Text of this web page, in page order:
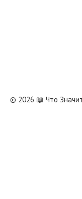
© 2026 📖 Что